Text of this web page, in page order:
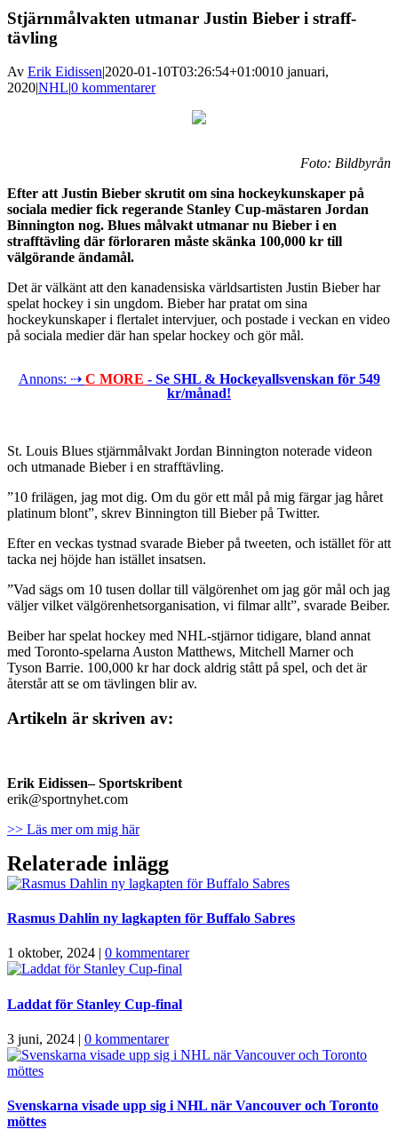
Stjärnmålvakten utmanar Justin Bieber i straff-
tävling
Av Erik Eidissen|2020-01-10T03:26:54+01:0010 januari,
2020|NHL|0 kommentarer
Foto: Bildbyrån
Efter att Justin Bieber skrutit om sina hockeykunskaper på
sociala medier fick regerande Stanley Cup-mästaren Jordan
Binnington nog. Blues målvakt utmanar nu Bieber i en
strafftävling där förloraren måste skänka 100,000 kr till
välgörande ändamål.
Det är välkänt att den kanadensiska världsartisten Justin Bieber har
spelat hockey i sin ungdom. Bieber har pratat om sina
hockeykunskaper i flertalet intervjuer, och postade i veckan en video
på sociala medier där han spelar hockey och gör mål.
Annons: ⇢ C MORE - Se SHL & Hockeyallsvenskan för 549
kr/månad!
St. Louis Blues stjärnmålvakt Jordan Binnington noterade videon
och utmanade Bieber i en strafftävling.
”10 frilägen, jag mot dig. Om du gör ett mål på mig färgar jag håret
platinum blont”, skrev Binnington till Bieber på Twitter.
Efter en veckas tystnad svarade Bieber på tweeten, och istället för att
tacka nej höjde han istället insatsen.
”Vad sägs om 10 tusen dollar till välgörenhet om jag gör mål och jag
väljer vilket välgörenhetsorganisation, vi filmar allt”, svarade Beiber.
Beiber har spelat hockey med NHL-stjärnor tidigare, bland annat
med Toronto-spelarna Auston Matthews, Mitchell Marner och
Tyson Barrie. 100,000 kr har dock aldrig stått på spel, och det är
återstår att se om tävlingen blir av.
Artikeln är skriven av:
Erik Eidissen– Sportskribent
erik@sportnyhet.com
>> Läs mer om mig här
Relaterade inlägg
Rasmus Dahlin ny lagkapten för Buffalo Sabres
1 oktober, 2024 | 0 kommentarer
Laddat för Stanley Cup-final
3 juni, 2024 | 0 kommentarer
Svenskarna visade upp sig i NHL när Vancouver och Toronto
möttes